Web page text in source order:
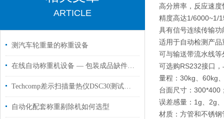
ARTICLE
测汽车轮重量的称重设备
在线自动称重机设备 — 包装成品缺件检测与质量保证
Techcomp差示扫描量热仪DSC30测试工业卷材地板固化度
自动化配套称重剔除机如何选型
高分辨率，反应速度
精度高达1/6000~1/
具有信号连续传输功
适用于自动检测产品
可与输送带流水线
可选购RS232接口
量程：30kg、60kg
台面尺寸：300*400
误差感量：1g、2g
材质：方管和不锈